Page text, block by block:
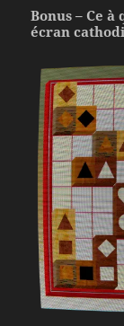
Bonus – Ce
écran